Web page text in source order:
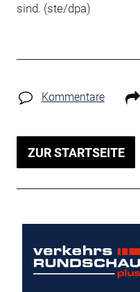
sind. (ste/dpa)
Kommentare
ZUR STARTSEITE